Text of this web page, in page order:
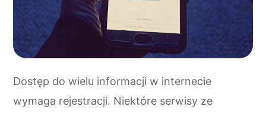
Dostęp do wielu informacji w internecie
wymaga rejestracji. Niektóre serwisy ze